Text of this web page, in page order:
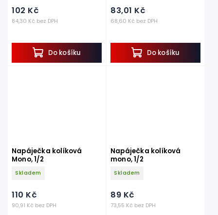
84,30 Kč bez DPH
102 Kč
Do košíku
68,60 Kč bez DPH
83,01 Kč
Do košíku
Napáječka kolíková
Mono, 1/2
Skladem
90,91 Kč bez DPH
110 Kč
Napáječka kolíková
mono, 1/2
Skladem
73,55 Kč bez DPH
89 Kč